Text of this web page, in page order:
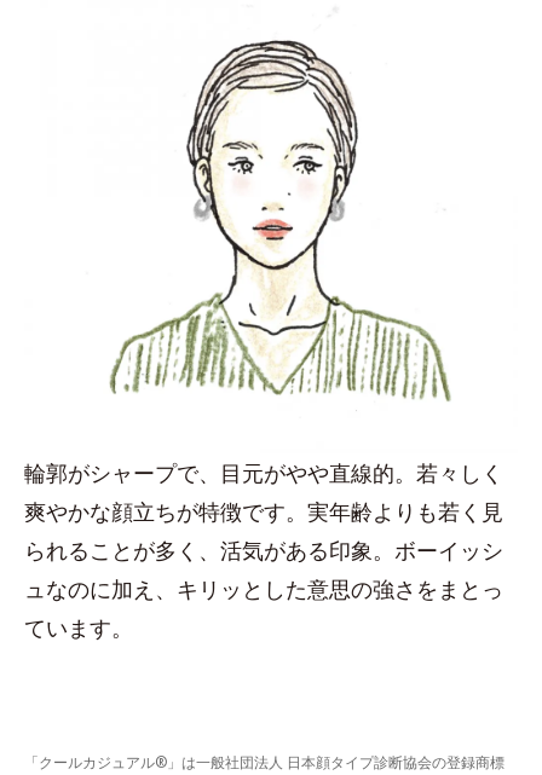
輪郭がシャープで、目元がやや直線的。若々しく
爽やかな顔立ちが特徴です。実年齢よりも若く見
られることが多く、活気がある印象。ボーイッシ
ュなのに加え、キリッとした意思の強さをまとっ
ています。
「クールカジュアル®」は一般社団法人 日本顔タイプ診断協会の登録商標